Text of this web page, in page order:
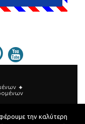
την καλύτερη